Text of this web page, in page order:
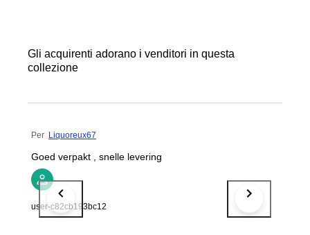
Gli acquirenti adorano i venditori in questa
collezione
Per Liquoreux67
Goed verpakt , snelle levering
user-c82cb193bc12